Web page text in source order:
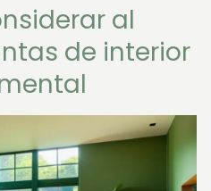
al
de interior